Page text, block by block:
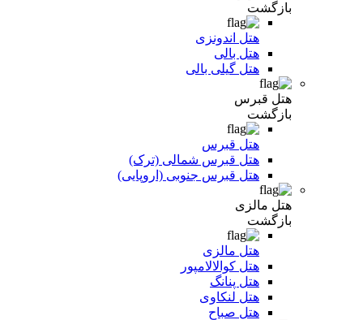
بازگشت
هتل اندونزی
هتل بالی
هتل گیلی بالی
هتل قبرس
بازگشت
هتل قبرس
هتل قبرس شمالی (ترک)
هتل قبرس جنوبی (اروپایی)
هتل مالزی
بازگشت
هتل مالزی
هتل کوالالامپور
هتل پنانگ
هتل لنکاوی
هتل صباح